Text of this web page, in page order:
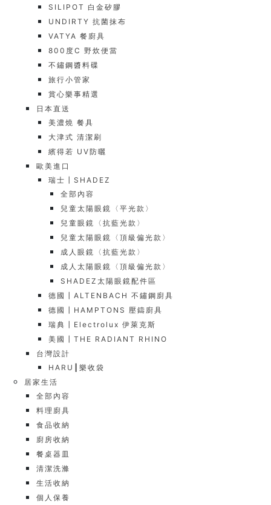
SILIPOT 白金矽膠
UNDIRTY 抗菌抹布
VATYA 餐廚具
800度C 野炊便當
不鏽鋼醬料碟
旅行小管家
賞心樂事精選
日本直送
美濃燒 餐具
大津式 清潔刷
繽得若 UV防曬
歐美進口
瑞士┃SHADEZ
全部內容
兒童太陽眼鏡〈平光款〉
兒童眼鏡〈抗藍光款〉
兒童太陽眼鏡〈頂級偏光款〉
成人眼鏡〈抗藍光款〉
成人太陽眼鏡〈頂級偏光款〉
SHADEZ太陽眼鏡配件區
德國┃ALTENBACH 不鏽鋼廚具
德國┃HAMPTONS 壓鑄廚具
瑞典┃Electrolux 伊萊克斯
美國┃THE RADIANT RHINO
台灣設計
HARU┃樂收袋
居家生活
全部內容
料理廚具
食品收納
廚房收納
餐桌器皿
清潔洗滌
生活收納
個人保養